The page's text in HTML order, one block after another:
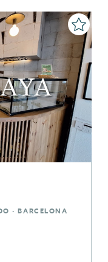
· BARCELONA